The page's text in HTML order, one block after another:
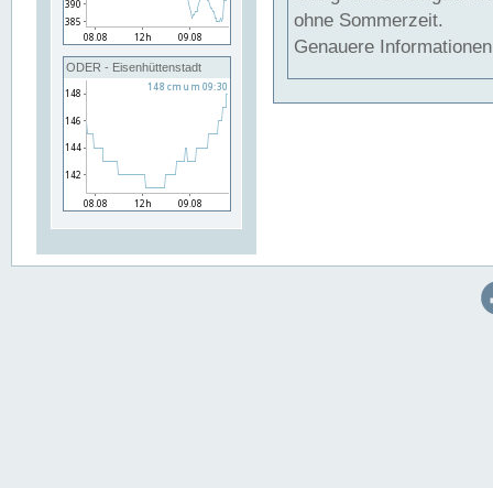
ODER - Eisenhüttenstadt
ohne Sommerzeit.
Genauere